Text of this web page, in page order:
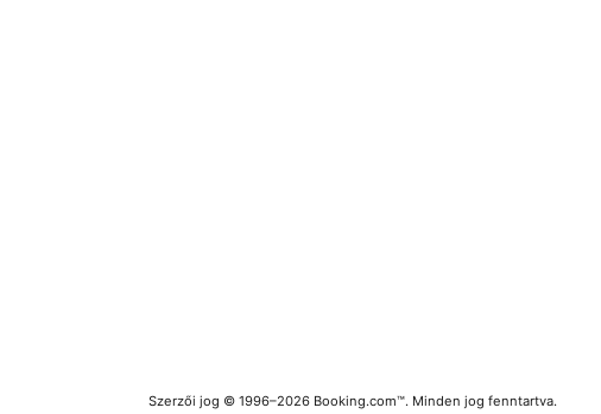
Szerzői jog © 1996–2026 Booking.com™. Minden jog fenntartva.